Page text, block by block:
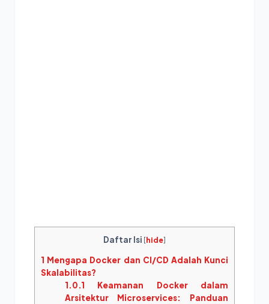
Daftar Isi [hide]
1 Mengapa Docker dan CI/CD Adalah Kunci
Skalabilitas?
1.0.1 Keamanan Docker dalam
Arsitektur Microservices: Panduan